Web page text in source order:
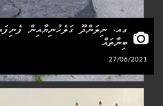
ގއ. ނިލަންދޫ ގަލެހުނިޔާއިން
ބިނާތައް
27/06/2021